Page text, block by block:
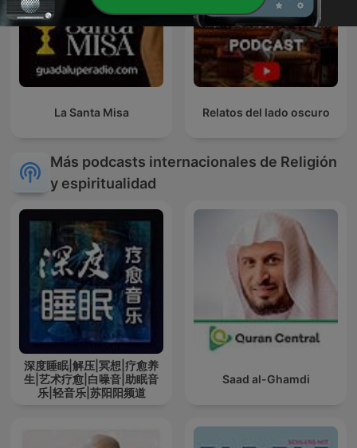
La Santa Misa Relatos del lado oscuro
Más podcasts internacionales de Religión
y espiritualidad
深度睡眠|解压|冥想|疗愈养
生|艺术疗愈|白噪音|助眠音
乐|轻音乐|苏阳阳频道
Saad al-Ghamdi